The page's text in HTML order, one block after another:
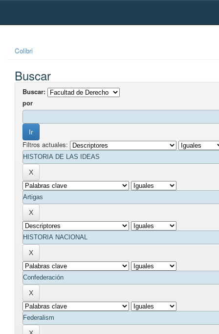
Skip
Colibri
Buscar
Buscar:
por
Filtros actuales: